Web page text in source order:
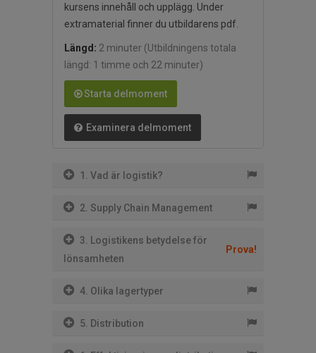
kursens innehåll och upplägg. Under
extramaterial finner du utbildarens pdf.
Längd: 2 minuter (Utbildningens totala
längd: 1 timme och 22 minuter)
Starta delmoment
Examinera delmoment
1. Vad är logistik?
2. Supply Chain Management
3. Logistikens betydelse för
lönsamheten
Prova!
4. Olika lagertyper
5. Distribution